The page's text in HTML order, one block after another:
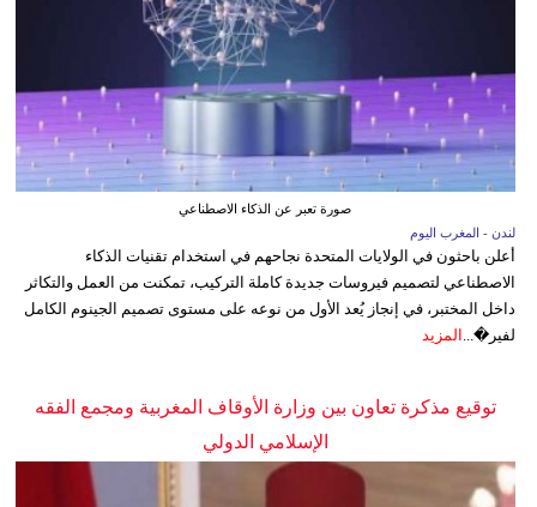
صورة تعبر عن الذكاء الاصطناعي
لندن - المغرب اليوم
أعلن باحثون في الولايات المتحدة نجاحهم في استخدام تقنيات الذكاء
الاصطناعي لتصميم فيروسات جديدة كاملة التركيب، تمكنت من العمل والتكاثر
داخل المختبر، في إنجاز يُعد الأول من نوعه على مستوى تصميم الجينوم الكامل
لفير�...
المزيد
توقيع مذكرة تعاون بين وزارة الأوقاف المغربية ومجمع الفقه
الإسلامي الدولي